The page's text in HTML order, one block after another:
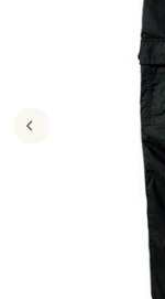
キッチン・雑貨・
カーテン・ラグ・
美容・健康通販す
美容・健康・サプ
制服・スクール
制服・スクールす
ジュニア・ティー
大きいサイズ通販
大きいサイズ レデ
大きいサイズ レデ
シークレットセール
商品カテゴリ一覧
カーテン・ラグ・
美容・健康・サプ
制服・スクールす
ジュニア・ティー
大きいサイズ通販
大きいサイズ レ
大きいサイズ レデ
大きいサイズ メンズ
シークレットセール
商品カテゴリ一覧